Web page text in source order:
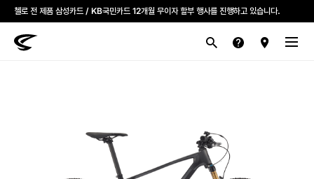
첼로 전 제품 삼성카드 / KB국민카드 12개월 무이자 할부 행사를 진행하고 있습니다.